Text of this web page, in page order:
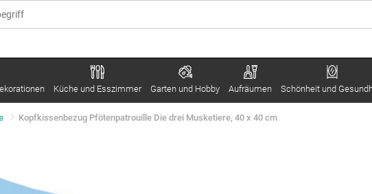
Küche und Esszimmer Garten und Hobby Aufräumen Schönheit und
Kopfkissenbezug Pfötenpatrouille Die drei Musketiere, 40 x 40 cm